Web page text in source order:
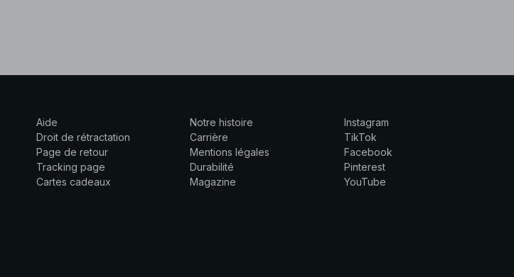
Aide
Droit de rétractation
Page de retour
Tracking page
Cartes cadeaux
Notre histoire
Carrière
Mentions légales
Durabilité
Magazine
Instagram
TikTok
Facebook
Pinterest
YouTube